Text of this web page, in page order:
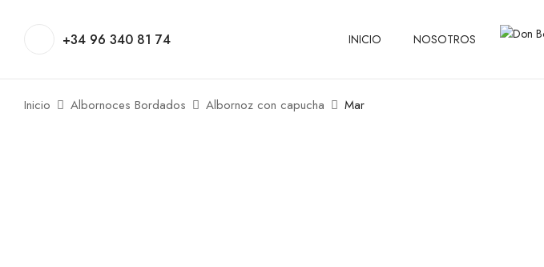
+34 96 340 81 74 INICIO NOSOTROS
Inicio Albornoces Bordados Albornoz con capucha Mar